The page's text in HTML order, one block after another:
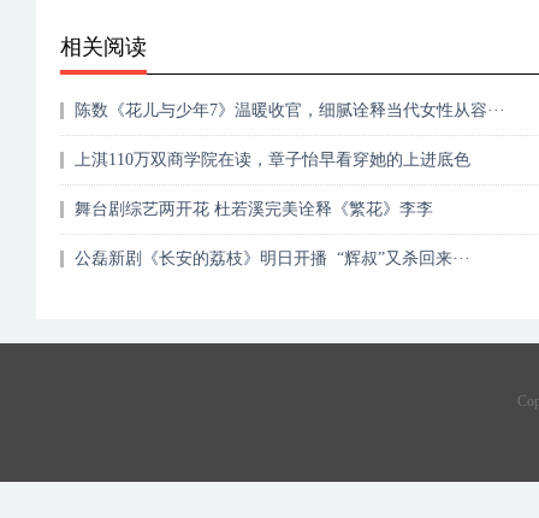
相关阅读
陈数《花儿与少年7》温暖收官，细腻诠释当代女性从容···
上淇110万双商学院在读，章子怡早看穿她的上进底色
舞台剧综艺两开花 杜若溪完美诠释《繁花》李李
公磊新剧《长安的荔枝》明日开播 “辉叔”又杀回来···